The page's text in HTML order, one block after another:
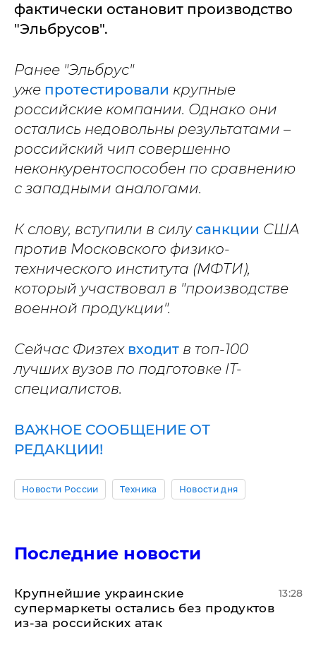
фактически остановит производство
"Эльбрусов".
Ранее "Эльбрус"
уже протестировали крупные
российские компании. Однако они
остались недовольны результатами –
российский чип совершенно
неконкурентоспособен по сравнению
с западными аналогами.
К слову, вступили в силу санкции США
против Московского физико-
технического института (МФТИ),
который участвовал в "производстве
военной продукции".
Сейчас Физтех входит в топ-100
лучших вузов по подготовке IT-
специалистов.
ВАЖНОЕ СООБЩЕНИЕ ОТ
РЕДАКЦИИ!
Новости России Техника Новости дня
Последние новости
Крупнейшие украинские
супермаркеты остались без продуктов
из-за российских атак
13:28